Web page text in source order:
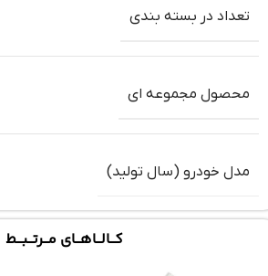
تعداد در بسته بندی
محصول مجموعه ای
مدل خودرو (سال تولید)
کـــالـــاهـــای مـــرتـــبـــط